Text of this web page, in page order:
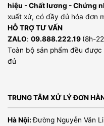
hiệu - Chất lương - Chứng
xuất xứ, có đầy đủ hóa đơn
HỖ TRỢ TƯ VẤN
ZALO: 09.888.222.19 (8h-
Toàn bộ sản phẩm đều
đủ
TRUNG TÂM XỬ LÝ ĐƠN
Hà Nội:Đường Nguyễn Văn